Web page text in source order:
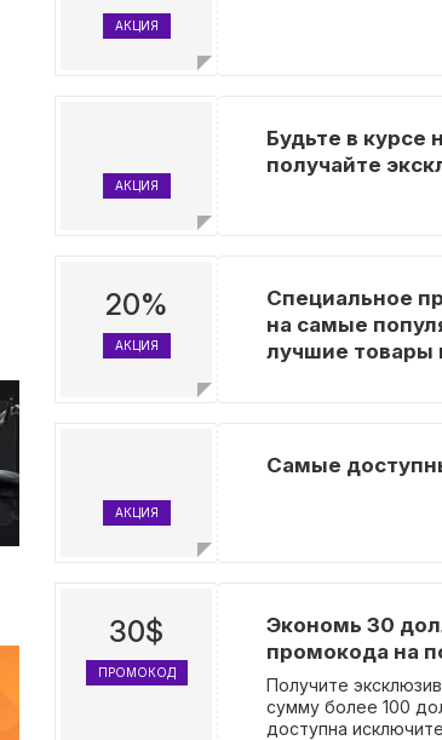
АКЦИЯ
АКЦИЯ
Будьте в курсе
получайте
20%
АКЦИЯ
Специальное
на самые
лучшие товары
АКЦИЯ
Самые
30$
ПРОМОКОД
Экономь 30
промокода на
Получите
сумму более 100
доступна